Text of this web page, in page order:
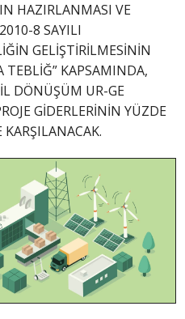
HAZIRLANMASI VE
8 SAYILI
GELİŞTİRİLMESİNİN
TEBLİĞ” KAPSAMINDA,
DÖNÜŞÜM UR-GE
GİDERLERİNİN YÜZDE
KARŞILANACAK.